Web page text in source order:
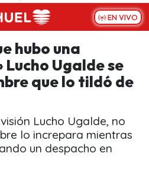
EN VIVO
hubo una
Ugalde se
que lo tildó de
Lucho Ugalde, no
lo increpara mientras
un despacho en